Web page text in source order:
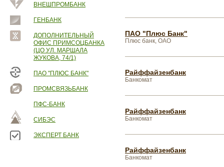
ВНЕШПРОМБАНК
ГЕНБАНК
ДОПОЛНИТЕЛЬНЫЙ
ОФИС ПРИМСОЦБАНКА
(ЦО УЛ. МАРШАЛА
ЖУКОВА, 74/1)
ПАО "ПЛЮС БАНК"
ПРОМСВЯЗЬБАНК
ПФС-БАНК
СИБЭС
ЭКСПЕРТ БАНК
ПАО "Плюс Банк"
Плюс банк, ОАО
Райффайзенбанк
Банкомат
Райффайзенбанк
Банкомат
Райффайзенбанк
Банкомат